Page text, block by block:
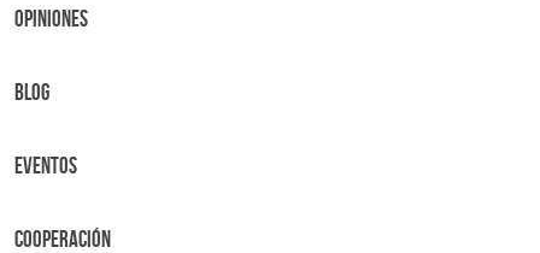
OPINIONES
BLOG
Eventos
Cooperación